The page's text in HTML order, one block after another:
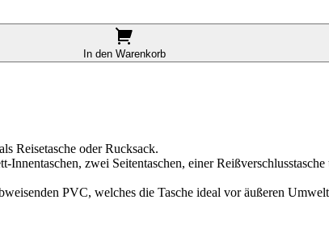
In den Warenkorb
Reisetasche oder Rucksack.
zwei Seitentaschen, einer
PVC, welches die Tasche ideal vor äußeren